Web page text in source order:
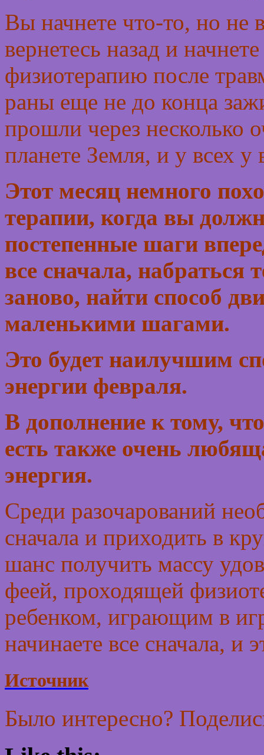
Вы начнете что-то, но не
вернетесь назад и
физиотерапию после
раны еще не до конца
прошли через несколько
планете Земля, и у всех
Этот месяц немного
терапии, когда вы
постепенные шаги
все сначала, набраться
заново, найти способ
маленькими шагами.
Это будет наилучшим
энергии февраля.
В дополнение к тому,
есть также очень
энергия.
Среди разочарований
сначала и приходить в
шанс получить массу
феей, проходящей
ребенком, играющим в
начинаете все сначала,
Источник
Было интересно?